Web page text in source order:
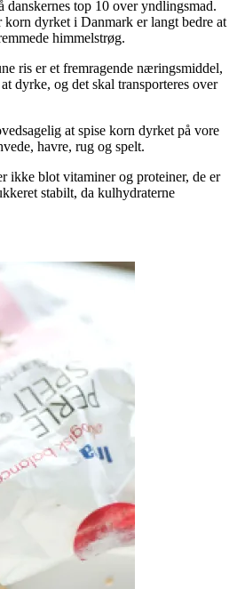
danskernes top 10 over yndlingsmad.
dyrket i Danmark er langt bedre at
himmelstrøg.
ris er et fremragende næringsmiddel,
dyrke, og det skal transporteres over
at spise korn dyrket på vore
havre, rug og spelt.
ikke blot vitaminer og proteiner, de er
stabilt, da kulhydraterne